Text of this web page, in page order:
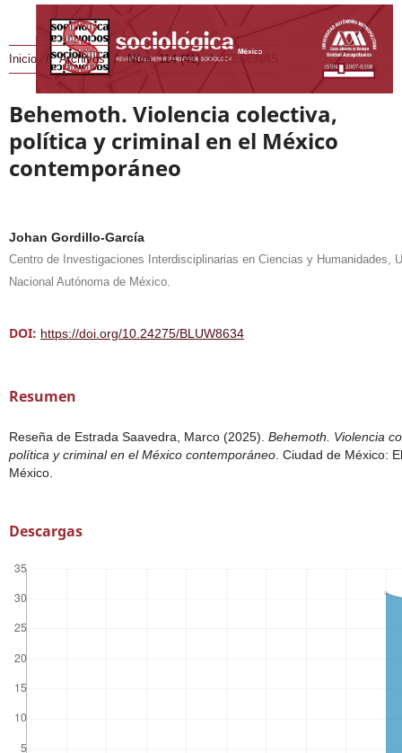
Inicio / Archivos / Núm. 114 (41) / RESEÑAS
Behemoth. Violencia colectiva,
política y criminal en el México
contemporáneo
Johan Gordillo-García
Centro de Investigaciones Interdisciplinarias en Ciencias y Humanidades,
Nacional Autónoma de México.
DOI: https://doi.org/10.24275/BLUW8634
Resumen
Reseña de Estrada Saavedra, Marco (2025). Behemoth. Violencia
política y criminal en el México contemporáneo. Ciudad de México:
México.
Descargas